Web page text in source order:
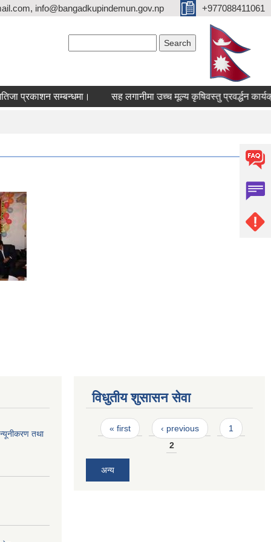
info@bangadkupindemun.gov.np +977088411061
सम्बन्धमा। सह लगानीमा उच्च मूल्य कृषिवस्तु प्रवर्द्धन
तथा
विधुतीय शुसासन सेवा
Pages
« first ‹ previous
1
2
अन्य